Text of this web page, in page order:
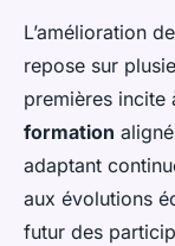
L’amélioration
repose sur
premières incite
formation
adaptant
aux évolutions
futur des